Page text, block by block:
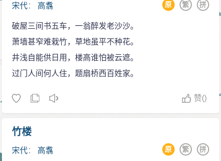
宋代： 高翥 拼
繁
原
破屋三间书五车，一翁醉发老沙沙。
萧墙甚窄难栽竹，草地虽平不种花。
井浅自能供日用，楼高谁怕被云遮。
过门人间何人住，题扇桥西百姓家。
赞()
竹楼
宋代： 高翥 拼
繁
原